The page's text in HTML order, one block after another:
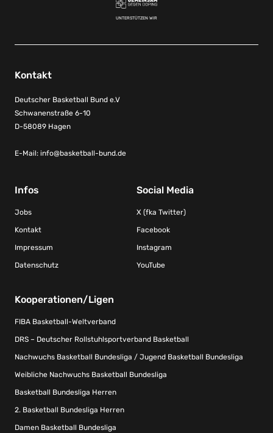
UNTERSTÜTZEN WIR
Kontakt
Deutscher Basketball Bund e.V
Schwanenstraße 6-10
D-58089 Hagen
E-Mail: info@basketball-bund.de
Infos
Jobs
Kontakt
Impressum
Datenschutz
Social Media
X (fka Twitter)
Facebook
Instagram
YouTube
Kooperationen/Ligen
FIBA Basketball-Weltverband
DRS – Deutscher Rollstuhlsportverband Basketball
Nachwuchs Basketball Bundesliga / Jugend Basketball Bundesliga
Weibliche Nachwuchs Basketball Bundesliga
Basketball Bundesliga Herren
2. Basketball Bundesliga Herren
Damen Basketball Bundesliga